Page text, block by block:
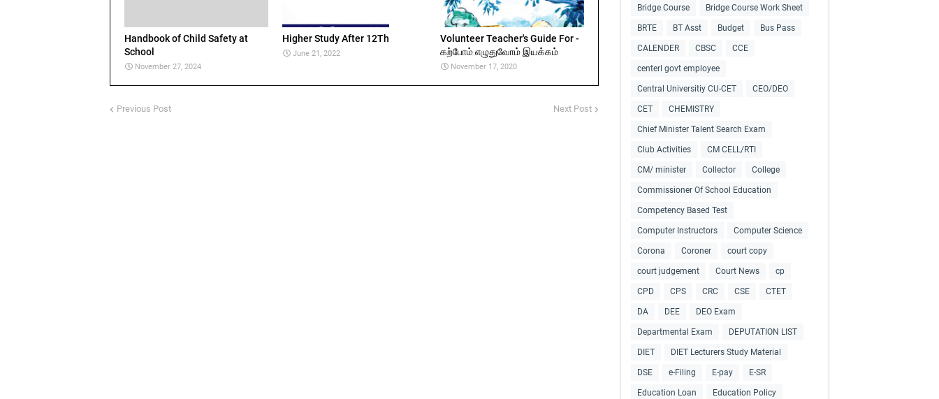
Handbook of Child Safety at
School
November 27, 2024
Higher Study After 12Th
June 21, 2022
Volunteer Teacher's Guide For -
கற்போம் எழுதுவோம் இயக்கம்
November 17, 2020
Previous Post Next Post
Bridge Course Bridge Course Work Sheet
BRTE BT Asst Budget Bus Pass
CALENDER CBSC CCE
centerl govt employee
Central Universitiy CU-CET CEO/DEO
CET CHEMISTRY
Chief Minister Talent Search Exam
Club Activities CM CELL/RTI
CM/ minister Collector College
Commissioner Of School Education
Competency Based Test
Computer Instructors Computer Science
Corona Coroner court copy
court judgement Court News cp
CPD CPS CRC CSE CTET
DA DEE DEO Exam
Departmental Exam DEPUTATION LIST
DIET DIET Lecturers Study Material
DSE e-Filing E-pay E-SR
Education Loan Education Policy